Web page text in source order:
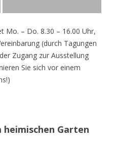
Mo. – Do. 8.30 – 16.00 Uhr,
(durch Tagungen
Zugang zur Ausstellung
Sie sich vor einem
Garten